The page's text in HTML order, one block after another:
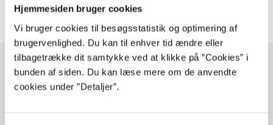
Hjemmesiden bruger cookies
Vi bruger cookies til besøgsstatistik og optimering af
brugervenlighed. Du kan til enhver tid ændre eller
tilbagetrække dit samtykke ved at klikke på ”Cookies” i
bunden af siden. Du kan læse mere om de anvendte
cookies under ”Detaljer”.
Artikler med samme emner